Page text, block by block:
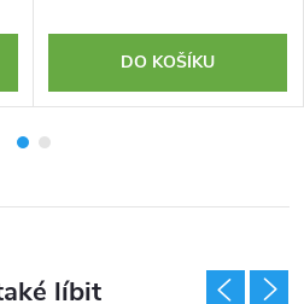
DO KOŠÍKU